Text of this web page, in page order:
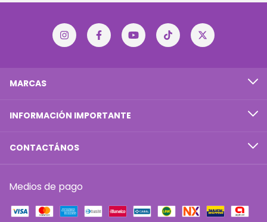
MARCAS
INFORMACIÓN IMPORTANTE
CONTACTÁNOS
Medios de pago